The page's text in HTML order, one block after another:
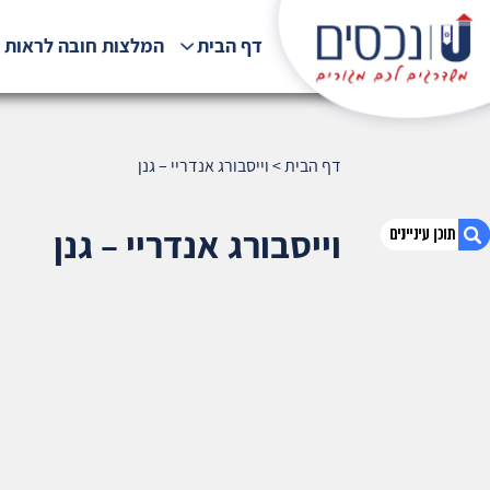
דף הבית המלצות חובה
דף הבית>וייסבורג אנדריי – גנן
וייסבורג אנדריי – גנן